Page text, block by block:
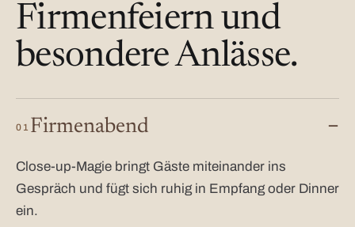
Firmenfeiern und
besondere Anlässe.
01 Firmenabend
Close-up-Magie bringt Gäste miteinander ins
Gespräch und fügt sich ruhig in Empfang oder Dinner
ein.